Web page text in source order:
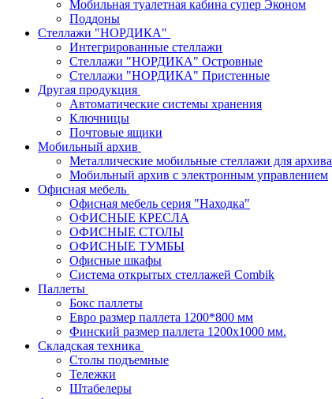
Мобильная туалетная кабина супер Эконом
Поддоны
Стеллажи "НОРДИКА"
Интегрированные стеллажи
Стеллажи "НОРДИКА" Островные
Стеллажи "НОРДИКА" Пристенные
Другая продукция
Автоматические системы хранения
Ключницы
Почтовые ящики
Мобильный архив
Металлические мобильные стеллажи для архива
Мобильный архив с электронным управлением
Офисная мебель
Офисная мебель серия "Находка"
ОФИСНЫЕ КРЕСЛА
ОФИСНЫЕ СТОЛЫ
ОФИСНЫЕ ТУМБЫ
Офисные шкафы
Система открытых стеллажей Combik
Паллеты
Бокс паллеты
Евро размер паллета 1200*800 мм
Финский размер паллета 1200х1000 мм.
Складская техника
Столы подъемные
Тележки
Штабелеры